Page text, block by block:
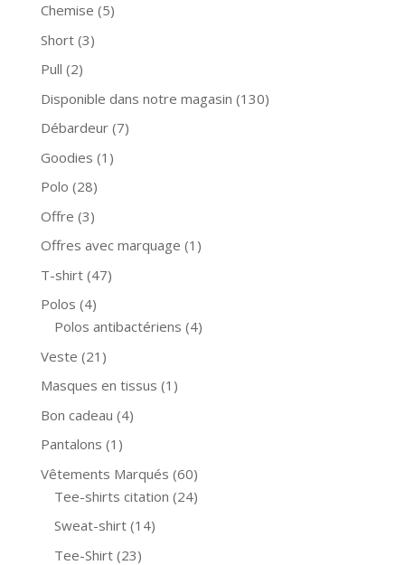
Chemise (5)
Short (3)
Pull (2)
Disponible dans notre magasin (130)
Débardeur (7)
Goodies (1)
Polo (28)
Offre (3)
Offres avec marquage (1)
T-shirt (47)
Polos (4)
Polos antibactériens (4)
Veste (21)
Masques en tissus (1)
Bon cadeau (4)
Pantalons (1)
Vêtements Marqués (60)
Tee-shirts citation (24)
Sweat-shirt (14)
Tee-Shirt (23)